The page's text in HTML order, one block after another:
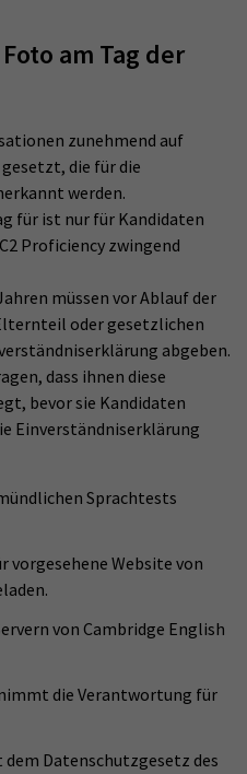
am Tag der
zunehmend auf
die für die
werden.
für ist nur für Kandidaten
Proficiency zwingend
müssen vor Ablauf der
oder gesetzlichen
abgeben.
dass ihnen diese
bevor sie Kandidaten
Einverständniserklärung
Sprachtests
vorgesehene Website von
von Cambridge English
die Verantwortung für
Datenschutzgesetz des